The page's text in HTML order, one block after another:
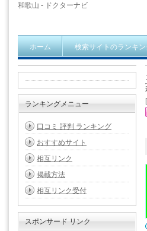
和歌山 - ドクターナビ
ホーム 検索サイトのランキ
ランキングメニュー
口コミ 評判 ランキング
おすすめサイト
相互リンク
掲載方法
相互リンク受付
スポンサード リンク